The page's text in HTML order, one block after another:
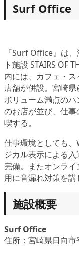
Surf Office
『Surf Office』は
ト施設 STAIRS OF
内には、カフェ・
店舗が併設。宮崎県
ボリューム満点の
のお店が並び、仕
喫する。
仕事環境としても
ジカル表示による
完備。またオンラ
用に音漏れ対策を講
施設概要
Surf Office
住所：宮崎県日向